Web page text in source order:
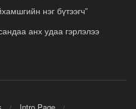
нэг бүтээгч”
анх удаа гэрлэлээ